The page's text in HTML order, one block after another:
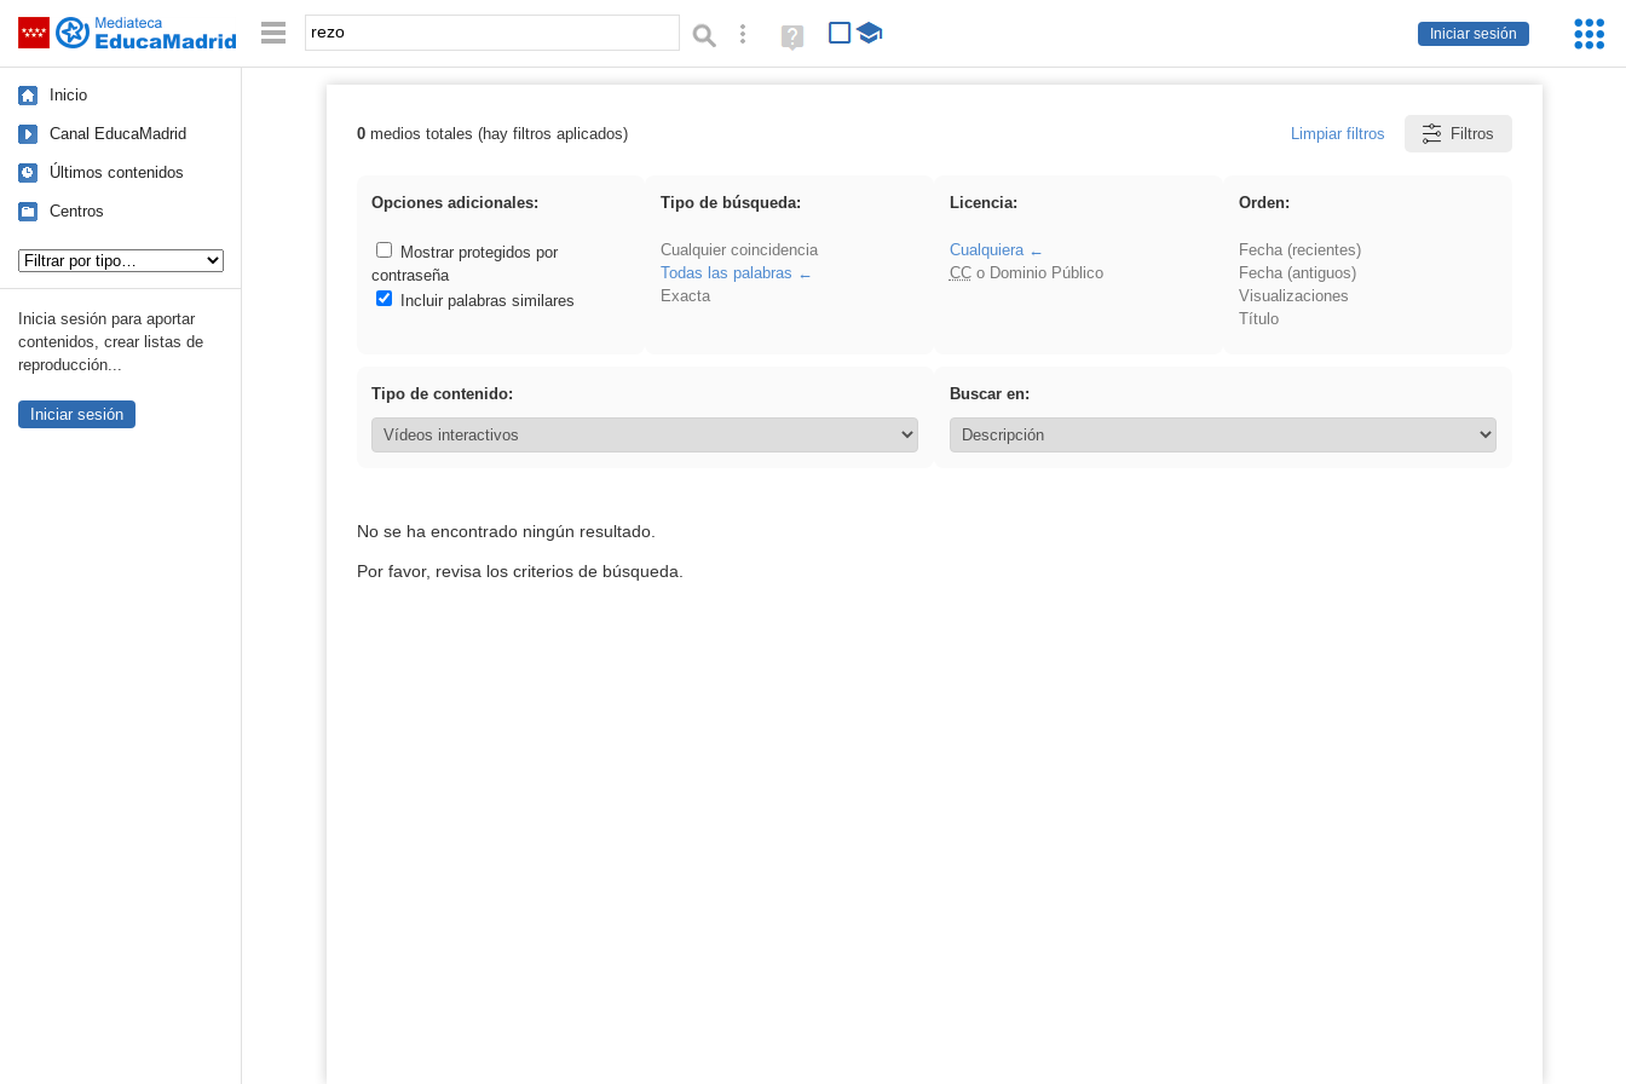
Saltar navegación
Iniciar sesión
Palabra o frase: Búsqueda avanzada
Ayuda
(en
Inicio
Canal EducaMadrid
Últimos contenidos
Centros
Inicia sesión para aportar
contenidos, crear listas de
reproducción...
Iniciar sesión
Resultados de: rezo
0medios totales (hay filtros aplicados) Limpiar filtros Filtros
Opciones adicionales:
Mostrar protegidos por
contraseña
Incluir palabras similares
Tipo de búsqueda:
Cualquier coincidencia
Todas las palabras
Exacta
Licencia:
Cualquiera
CCo Dominio Público
Orden:
Fecha (recientes)
Fecha (antiguos)
Visualizaciones
Título
Tipo de contenido: Buscar en:
No se ha encontrado ningún resultado.
Por favor, revisa los criterios de búsqueda.